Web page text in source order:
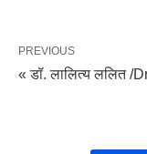
PREVIOUS
« डॉ. लालित्य ललित /